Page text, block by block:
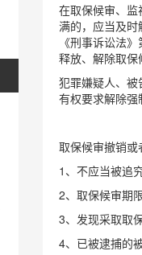
在取保候审、
满的，应当及时
《刑事诉讼法
释放、解除取保
犯罪嫌疑人、被
有权要求解除强
取保候审撤销或
1、不应当被追
2、取保候审期
3、发现采取取
4、已被逮捕的